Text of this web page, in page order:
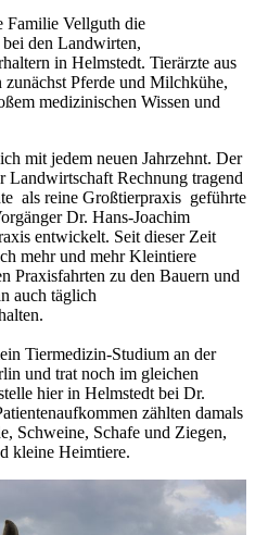
Familie Vellguth die
den Landwirten,
in Helmstedt. Tierärzte aus
zunächst Pferde und Milchkühe,
medizinischen Wissen und
mit jedem neuen Jahrzehnt. Der
Rechnung tragend
als reine Großtierpraxis geführte
Dr. Hans-Joachim
entwickelt. Seit dieser Zeit
mehr und mehr Kleintiere
Praxisfahrten zu den Bauern und
auch täglich
Tiermedizin-Studium an der
und trat noch im gleichen
hier in Helmstedt bei Dr.
zählten damals
Schweine, Schafe und Ziegen,
kleine Heimtiere.